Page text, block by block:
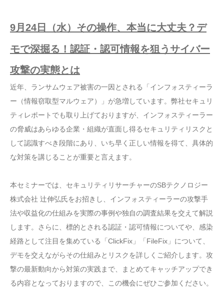
9月24日（水）その操作、本当に大丈夫？デ
モで深掘る！認証・認可情報を狙うサイバー
攻撃の実態とは
近年、ランサムウェア被害の一因とされる「インフォスティーラ
ー（情報窃取型マルウェア）」が急増しています。弊社セキュリ
ティレポートでも取り上げておりますが、インフォスティーラー
の脅威はあらゆる企業・組織が直面し得るセキュリティリスクと
して認識すべき段階にあり、いち早く正しい情報を得て、具体的
な対策を講じることが重要と言えます。
本セミナーでは、セキュリティリサーチャーのSBテクノロジー
株式会社 辻伸弘氏をお招きし、インフォスティーラーの攻撃手
法や収益化の仕組みを実際の事例や独自の調査結果を交えて解説
します。さらに、標的とされる認証・認可情報についてや、感染
経路として注目を集めている「ClickFix」「FileFix」について、
デモを交えながらその仕組みとリスクを詳しくご紹介します。攻
撃の最新動向から対策の実践まで、まとめてキャッチアップでき
る内容となっておりますので、この機会にぜひご参加ください。